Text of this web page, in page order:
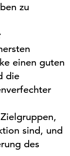
zu
einen guten
die
sind, und
des